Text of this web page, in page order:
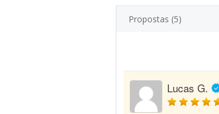
Propostas (5)
Lucas G.